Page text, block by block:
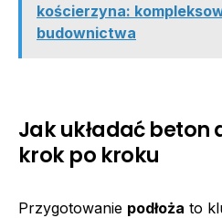
kościerzyna:
budownictwa
Jak układać
krok po kroku
Przygotowanie podłoża to